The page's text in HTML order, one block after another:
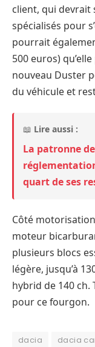
client, qui devrait
spécialisés pour
pourrait
500 euros)
nouveau Duster
du véhicule et
📖 Lire aussi :
La patronne
quart de ses
Côté
moteur
plusieurs blocs
légère, jusqu’à
hybrid de 140
pour ce fourgon.
dacia dacia